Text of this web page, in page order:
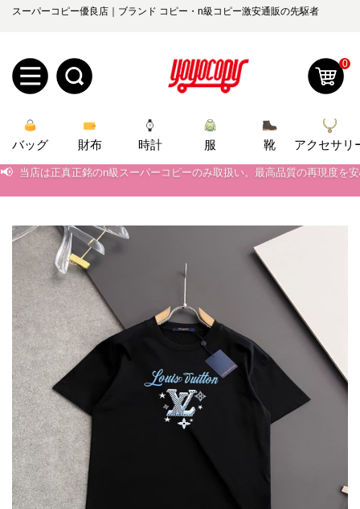
スーパーコピー優良店｜ブランド コピー・n級コピー激安通販の先駆者
規
ユ
ー
登
録
ロ
グ
オ
ダ
ー
管
理
知
ら
せ
yoyocopys@gmail.com
2026人気特集
バッグ
財布
時計
服
ズボン
衣装セット
靴
住まい用品
アクセサリー
ベルト
スカーフ
アイフォーンケ
ース
小物
0
バッグ 財布 時計 服 靴 アクセサリ
📢 当店は正真正銘のn級スーパーコピーのみ取扱い。最高品質の再現度を
当店は正真正銘のn級スーパーコピーのみ取扱い。最高品質の再現度を
2026春の新作続々更新中！期間中のご注文でお得な割引をご利用いただ
新作入荷！ルイ・ヴィトンスーパーコピー バッグ最新モデルが登場。